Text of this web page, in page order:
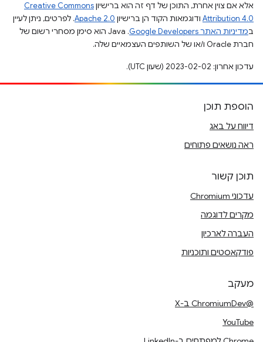
אלא אם צוין אחרת, התוכן של דף זה הוא ברישיוןCreative Commons
Attribution 4.0 ודוגמאות הקוד הן ברישיון Apache 2.0. לפרטים, ניתן לעיין
במדיניות האתר Google Developers‏
.‏ Java הוא סימן מסחרי רשום של
חברת Oracle ו/או של השותפים העצמאיים שלה.
עדכון אחרון: 2023-02-02 (שעון UTC).
הוספת תוכן
דיווח על באג
ראה נושאים פתוחים
תוכן קשור
עדכוני Chromium
מקרים לדוגמה
העברה לארכיון
פודקאסטים ותוכניות
מעקב
@ChromiumDev ב-X
YouTube